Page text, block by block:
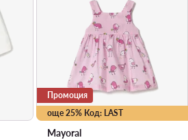
още 25% Код: LAST
Промоция
Mayoral